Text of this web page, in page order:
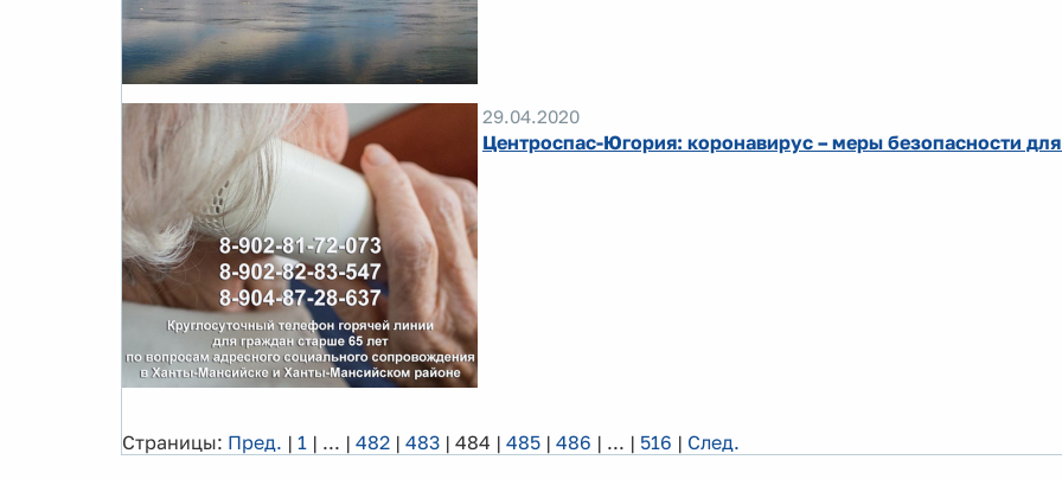
29.04.2020
Центроспас-Югория: коронавирус – меры безопасности
Страницы: Пред. | 1 | ... | 482 | 483 | 484 | 485 | 486 | ... | 516 | След.